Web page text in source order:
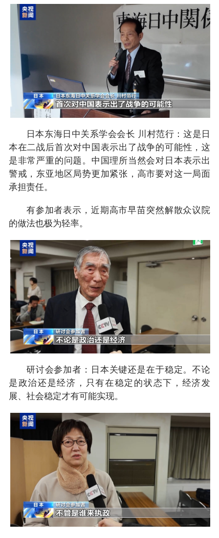
日本东海日中关系学会会长 川村范行：这是日
本在二战后首次对中国表示出了战争的可能性，这
是非常严重的问题。中国理所当然会对日本表示出
警戒，东亚地区局势更加紧张，高市要对这一局面
承担责任。
有参加者表示，近期高市早苗突然解散众议院
的做法也极为轻率。
研讨会参加者：日本关键还是在于稳定。不论
是政治还是经济，只有在稳定的状态下，经济发
展、社会稳定才有可能实现。